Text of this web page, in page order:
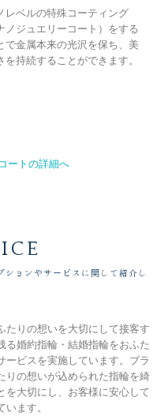
レベルの特殊コーティング
ノジュエリーコート）をする
で金属本来の光沢を保ち、美
を持続することができます。
ートの詳細へ
ョンやサービスに関して紹介し
たりの想いを大切にして接客す
る婚約指輪・結婚指輪をおふた
ービスを実施しています。ブラ
りの想いが込められた指輪を綺
を大切にし、お客様に安心して
ます。